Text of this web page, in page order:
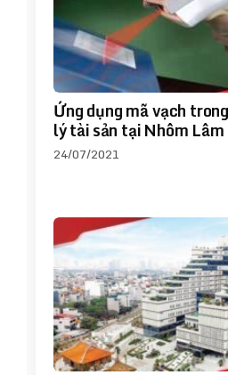
Ứng dụng mã vạch
lý tài sản tại Nhôm
24/07/2021